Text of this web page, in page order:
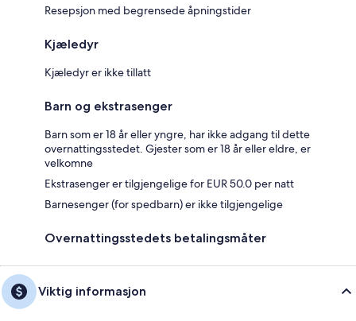
Resepsjon med begrensede åpningstider
Kjæledyr
Kjæledyr er ikke tillatt
Barn og ekstrasenger
Barn som er 18 år eller yngre, har ikke adgang til dette
overnattingsstedet. Gjester som er 18 år eller eldre, er
velkomne
Ekstrasenger er tilgjengelige for EUR 50.0 per natt
Barnesenger (for spedbarn) er ikke tilgjengelige
Overnattingsstedets betalingsmåter
Viktig informasjon